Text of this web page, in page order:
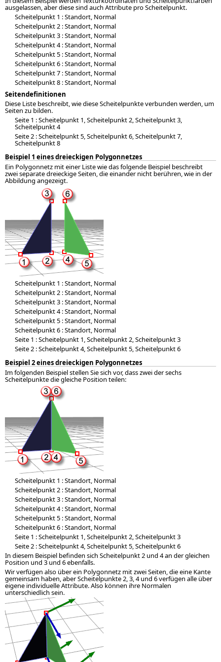
ausgelassen, aber diese sind auch Attribute pro Scheitelpunkt.
Scheitelpunkt 1 : Standort, Normal
Scheitelpunkt 2 : Standort, Normal
Scheitelpunkt 3 : Standort, Normal
Scheitelpunkt 4 : Standort, Normal
Scheitelpunkt 5 : Standort, Normal
Scheitelpunkt 6 : Standort, Normal
Scheitelpunkt 7 : Standort, Normal
Scheitelpunkt 8 : Standort, Normal
Seitendefinitionen
Diese Liste beschreibt, wie diese Scheitelpunkte verbunden werden, um
Seiten zu bilden.
Seite 1 : Scheitelpunkt 1, Scheitelpunkt 2, Scheitelpunkt 3,
Scheitelpunkt 4
Seite 2 : Scheitelpunkt 5, Scheitelpunkt 6, Scheitelpunkt 7,
Scheitelpunkt 8
Beispiel 1 eines dreieckigen Polygonnetzes
Ein Polygonnetz mit einer Liste wie das folgende Beispiel beschreibt
zwei separate dreieckige Seiten, die einander nicht berühren, wie in der
Abbildung angezeigt.
Scheitelpunkt 1 : Standort, Normal
Scheitelpunkt 2 : Standort, Normal
Scheitelpunkt 3 : Standort, Normal
Scheitelpunkt 4 : Standort, Normal
Scheitelpunkt 5 : Standort, Normal
Scheitelpunkt 6 : Standort, Normal
Seite 1 : Scheitelpunkt 1, Scheitelpunkt 2, Scheitelpunkt 3
Seite 2 : Scheitelpunkt 4, Scheitelpunkt 5, Scheitelpunkt 6
Beispiel 2 eines dreieckigen Polygonnetzes
Im folgenden Beispiel stellen Sie sich vor, dass zwei der sechs
Scheitelpunkte die gleiche Position teilen:
Scheitelpunkt 1 : Standort, Normal
Scheitelpunkt 2 : Standort, Normal
Scheitelpunkt 3 : Standort, Normal
Scheitelpunkt 4 : Standort, Normal
Scheitelpunkt 5 : Standort, Normal
Scheitelpunkt 6 : Standort, Normal
Seite 1 : Scheitelpunkt 1, Scheitelpunkt 2, Scheitelpunkt 3
Seite 2 : Scheitelpunkt 4, Scheitelpunkt 5, Scheitelpunkt 6
In diesem Beispiel befinden sich Scheitelpunkt 2 und 4 an der gleichen
Position und 3 und 6 ebenfalls.
Wir verfügen also über ein Polygonnetz mit zwei Seiten, die eine Kante
gemeinsam haben, aber Scheitelpunkte 2, 3, 4 und 6 verfügen alle über
eigene individuelle Attribute. Also können ihre Normalen
unterschiedlich sein.